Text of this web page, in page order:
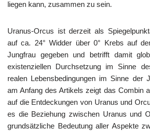
liegen kann, zusammen zu sein.
Uranus-Orcus ist derzeit als
auf ca. 24° Widder über 0° Krebs auf
Jungfrau gegeben und betrifft damit
existenziellen Durchsetzung im Sinne
realen Lebensbedingungen im Sinne der
am Anfang des Artikels zeigt das Combin
auf die Entdeckungen von Uranus und
es die Beziehung zwischen Uranus und
grundsätzliche Bedeutung aller Aspekte